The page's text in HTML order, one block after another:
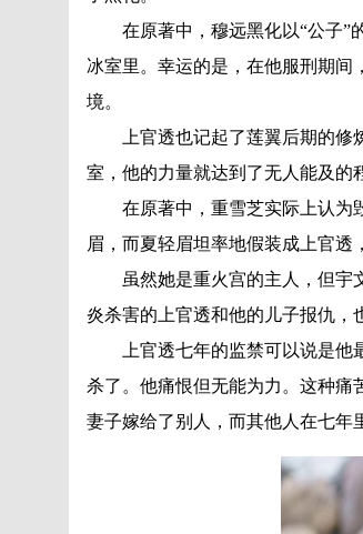
在原著中，穆远黑化以“公子”的
冰室里。幸运的是，在他服刑期间
境。
上官透也记起了莲翼后期的修
室，他的力量就达到了无人能及的
在原著中，重雪芝实际上认为毁
眉，而夏轻眉坦率地假装成上官透
虽然她是重火宫的主人，但宇文
炎杀害的上官透和他的儿子报仇，
上官透七年的监禁可以说是他最
杀了。他痛恨但无能为力。这种痛
妻子嫁给了别人，而其他人在七年